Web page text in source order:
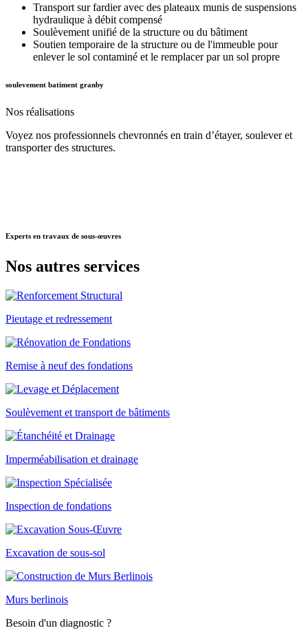
Transport sur fardier avec des plateaux munis de suspensions
hydraulique à débit compensé
Soulèvement unifié de la structure ou du bâtiment
Soutien temporaire de la structure ou de l'immeuble pour
enlever le sol contaminé et le remplacer par un sol propre
soulevement batiment granby
Nos réalisations
Voyez nos professionnels chevronnés en train d’étayer, soulever et
transporter des structures.
Experts en travaux de sous-œuvres
Nos autres services
Pieutage et redressement
Remise à neuf des fondations
Soulèvement et transport de bâtiments
Imperméabilisation et drainage
Inspection de fondations
Excavation de sous-sol
Murs berlinois
Besoin d'un diagnostic ?